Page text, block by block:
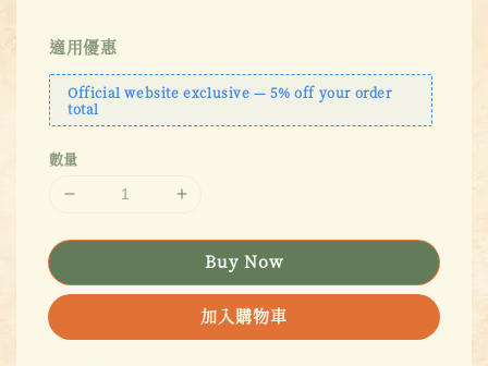
適用優惠
Official website exclusive — 5% off your order
total
數量
Buy Now
加入購物車